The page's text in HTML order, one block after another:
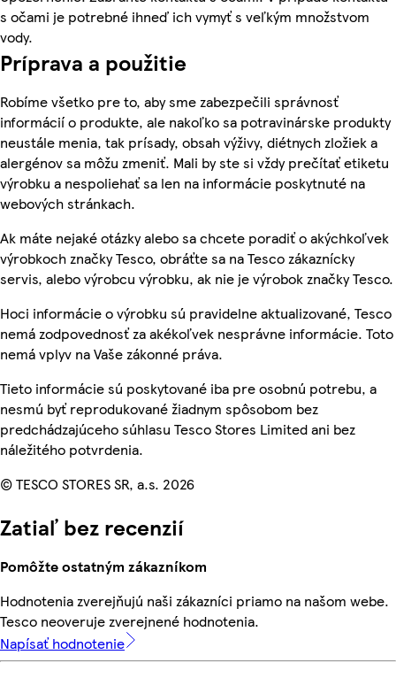
s očami je potrebné ihneď ich vymyť s veľkým množstvom
vody.
Príprava a použitie
Robíme všetko pre to, aby sme zabezpečili správnosť
informácií o produkte, ale nakoľko sa potravinárske produkty
neustále menia, tak prísady, obsah výživy, diétnych zložiek a
alergénov sa môžu zmeniť. Mali by ste si vždy prečítať etiketu
výrobku a nespoliehať sa len na informácie poskytnuté na
webových stránkach.
Ak máte nejaké otázky alebo sa chcete poradiť o akýchkoľvek
výrobkoch značky Tesco, obráťte sa na Tesco zákaznícky
servis, alebo výrobcu výrobku, ak nie je výrobok značky Tesco.
Hoci informácie o výrobku sú pravidelne aktualizované, Tesco
nemá zodpovednosť za akékoľvek nesprávne informácie. Toto
nemá vplyv na Vaše zákonné práva.
Tieto informácie sú poskytované iba pre osobnú potrebu, a
nesmú byť reprodukované žiadnym spôsobom bez
predchádzajúceho súhlasu Tesco Stores Limited ani bez
náležitého potvrdenia.
© TESCO STORES SR, a.s. 2026
Zatiaľ bez recenzií
Pomôžte ostatným zákazníkom
Hodnotenia zverejňujú naši zákazníci priamo na našom webe.
Tesco neoveruje zverejnené hodnotenia.
Napísať hodnotenie